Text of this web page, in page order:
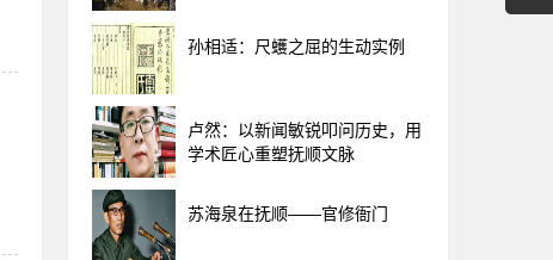
孙相适：尺蠖之屈的生动实例
卢然：以新闻敏锐叩问历史，用
学术匠心重塑抚顺文脉
苏海泉在抚顺——官修衙门